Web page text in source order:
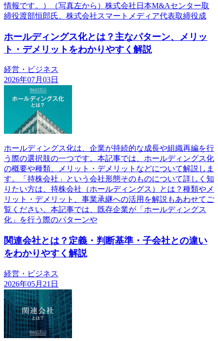
情報です。）（写真左から）株式会社日本M&Aセンター取
締役渡部恒郎氏、株式会社スマートメディア代表取締役成
ホールディングス化とは？主なパターン、メリッ
ト・デメリットをわかりやすく解説
経営・ビジネス
2026年07月03日
ホールディングス化は、企業が持続的な成長や組織再編を行
う際の選択肢の一つです。本記事では、ホールディングス化
の概要や種類、メリット・デメリットなどについて解説しま
す。「持株会社」という会社形態そのものについて詳しく知
りたい方は、持株会社（ホールディングス）とは？種類やメ
リット・デメリット、事業承継への活用を解説もあわせてご
覧ください。本記事では、既存企業が「ホールディングス
化」を行う際のパターンや
関連会社とは？定義・判断基準・子会社との違い
をわかりやすく解説
経営・ビジネス
2026年05月21日